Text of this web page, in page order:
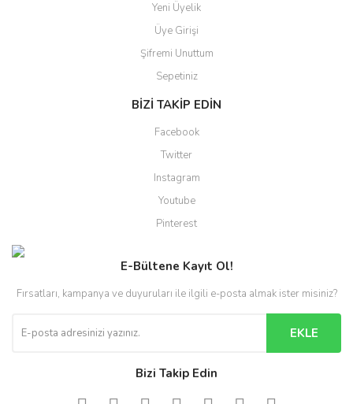
Yeni Üyelik
Üye Girişi
Şifremi Unuttum
Sepetiniz
BİZİ TAKİP EDİN
Facebook
Twitter
Instagram
Youtube
Pinterest
E-Bültene Kayıt Ol!
Fırsatları, kampanya ve duyuruları ile ilgili e-posta almak ister misiniz?
EKLE
Bizi Takip Edin